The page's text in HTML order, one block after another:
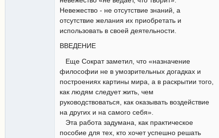
Невежество - не отсутствие знаний, а
отсутствие желания их приобретать и
использовать в своей деятельности.
ВВЕДЕНИЕ
Еще Сократ заметил, что «назначение
философии не в умозрительных догадках и
построениях картины мира, а в раскрытии того,
как людям следует жить, чем
руководствоваться, как оказывать воздействие
на других и на самого себя».
Эта работа задумана, как практическое
пособие для тех, кто хочет успешно решать